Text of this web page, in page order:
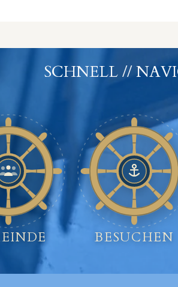
SCHNELL //
BESUCHEN